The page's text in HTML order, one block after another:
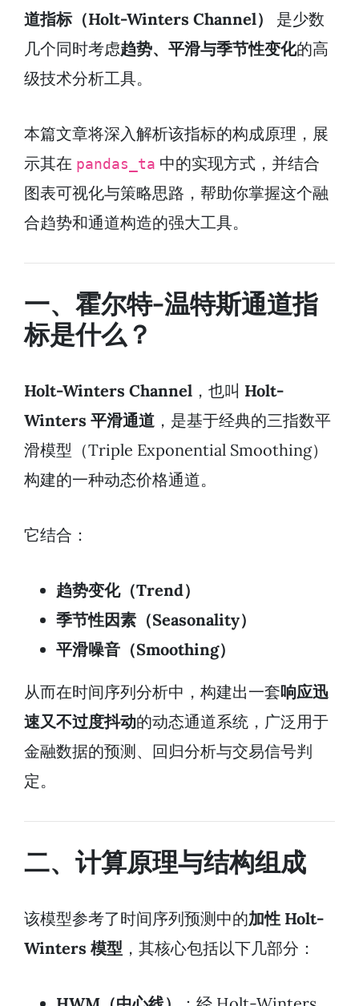
道指标（Holt-Winters Channel）
是少数
几个同时考虑趋势、平滑与季节性变化的高
级技术分析工具。
本篇文章将深入解析该指标的构成原理，展
示其在 pandas_ta 中的实现方式，并结合
图表可视化与策略思路，帮助你掌握这个融
合趋势和通道构造的强大工具。
一、霍尔特-温特斯通道指
标是什么？
Holt-Winters Channel ，也叫 Holt-
Winters 平滑通道 ，是基于经典的三指数平
滑模型（Triple Exponential Smoothing）
构建的一种动态价格通道。
它结合：
趋势变化（Trend）
季节性因素（Seasonality）
平滑噪音（Smoothing）
从而在时间序列分析中，构建出一套响应迅
速又不过度抖动的动态通道系统，广泛用于
金融数据的预测、回归分析与交易信号判
定。
二、计算原理与结构组成
该模型参考了时间序列预测中的加性 Holt-
Winters 模型 ，其核心包括以下几部分：